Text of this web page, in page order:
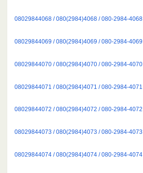
08029844068 / 080(2984)4068 / 080-2984-4068
08029844069 / 080(2984)4069 / 080-2984-4069
08029844070 / 080(2984)4070 / 080-2984-4070
08029844071 / 080(2984)4071 / 080-2984-4071
08029844072 / 080(2984)4072 / 080-2984-4072
08029844073 / 080(2984)4073 / 080-2984-4073
08029844074 / 080(2984)4074 / 080-2984-4074